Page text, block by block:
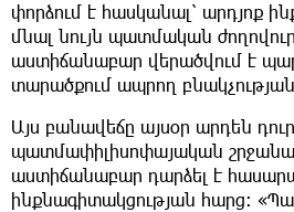
փորձում է հասկանալ՝ արդյոք
մնալ նույն պատմական
աստիճանաբար վերածվում է
տարածքում ապրող
Այս բանավեճը այսօր արդեն
պատմափիլիսոփայական
աստիճանաբար դարձել է
ինքնագիտակցության հարց։